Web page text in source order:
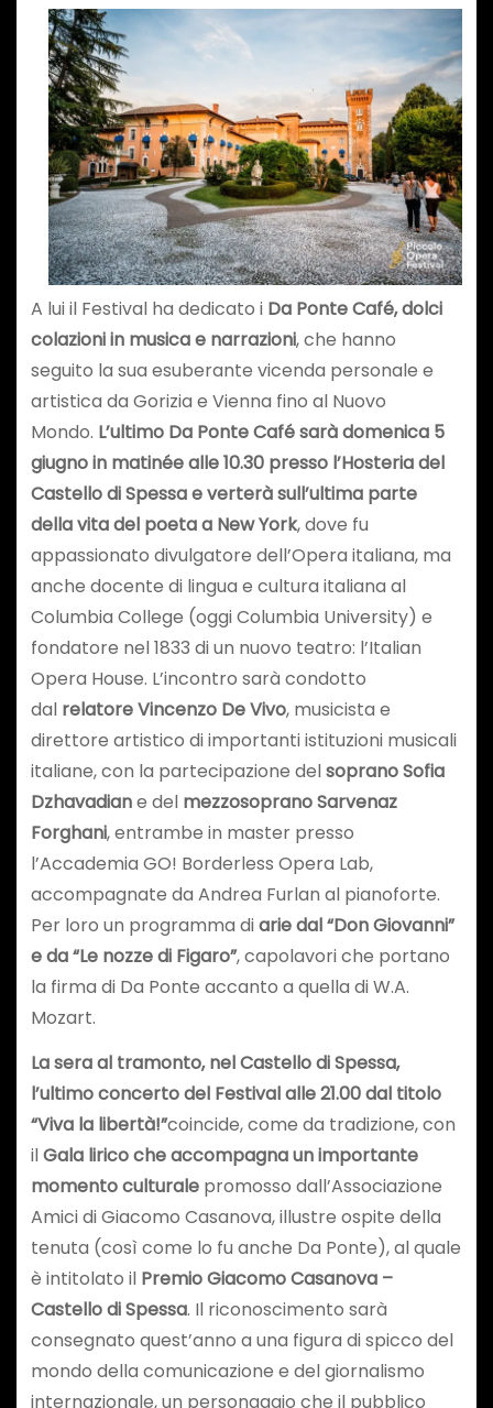
A lui il Festival ha dedicato i Da Ponte Café, dolci
colazioni in musica e narrazioni, che hanno
seguito la sua esuberante vicenda personale e
artistica da Gorizia e Vienna fino al Nuovo
Mondo. L’ultimo Da Ponte Café sarà domenica 5
giugno in matinée alle 10.30 presso l’Hosteria del
Castello di Spessa e verterà sull’ultima parte
della vita del poeta a New York, dove fu
appassionato divulgatore dell’Opera italiana, ma
anche docente di lingua e cultura italiana al
Columbia College (oggi Columbia University) e
fondatore nel 1833 di un nuovo teatro: l’Italian
Opera House. L’incontro sarà condotto
dal relatore Vincenzo De Vivo, musicista e
direttore artistico di importanti istituzioni musicali
italiane, con la partecipazione delsoprano Sofia
Dzhavadiane del mezzosoprano Sarvenaz
Forghani, entrambe in master presso
l’Accademia GO! Borderless Opera Lab,
accompagnate da Andrea Furlan al pianoforte.
Per loro un programma diarie dal “Don Giovanni”
e da “Le nozze di Figaro”, capolavori che portano
la firma di Da Ponte accanto a quella di W.A.
Mozart.
La sera al tramonto, nel Castello di Spessa,
l’ultimo concerto del Festival alle 21.00 dal titolo
“Viva la libertà!”coincide, come da tradizione, con
ilGala lirico che accompagna un importante
momento culturalepromosso dall’Associazione
Amici di Giacomo Casanova, illustre ospite della
tenuta (così come lo fu anche Da Ponte), al quale
è intitolato il Premio Giacomo Casanova –
Castello di Spessa. Il riconoscimento sarà
consegnato quest’anno a una figura di spicco del
mondo della comunicazione e del giornalismo
internazionale, un personaggio che il pubblico